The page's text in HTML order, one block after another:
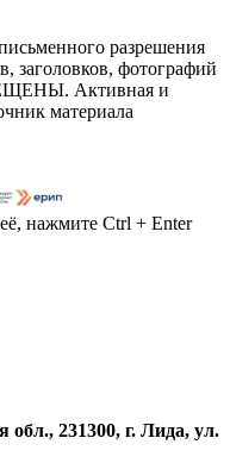
разрешения
заголовков, фотографий
Активная и
материала
нажмите Ctrl + Enter
обл., 231300, г. Лида, ул.